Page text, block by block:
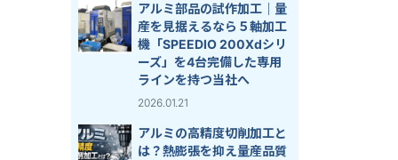
アルミ部品の試作加工｜量
産を見据えるなら５軸加工
機「SPEEDIO 200Xdシリ
ーズ」を4台完備した専用
ラインを持つ当社へ
2026.01.21
アルミの高精度切削加工と
は？熱膨張を抑え量産品質